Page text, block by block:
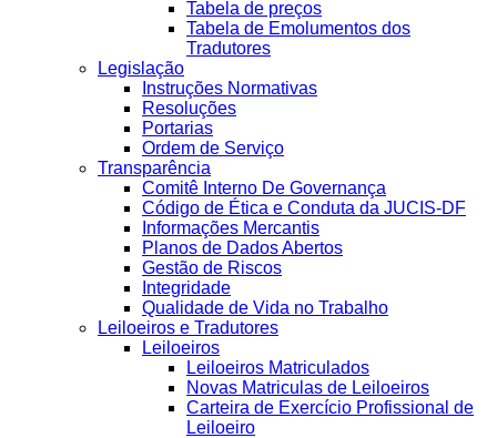
Tabela de preços
Tabela de Emolumentos dos
Tradutores
Legislação
Instruções Normativas
Resoluções
Portarias
Ordem de Serviço
Transparência
Comitê Interno De Governança
Código de Ética e Conduta da JUCIS-DF
Informações Mercantis
Planos de Dados Abertos
Gestão de Riscos
Integridade
Qualidade de Vida no Trabalho
Leiloeiros e Tradutores
Leiloeiros
Leiloeiros Matriculados
Novas Matriculas de Leiloeiros
Carteira de Exercício Profissional de
Leiloeiro